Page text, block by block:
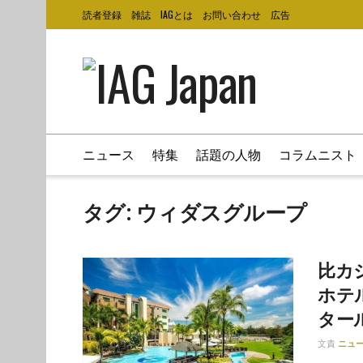
読者登録 雑誌 IAGとは お問い合わせ 広告
ニュース 特集 話題の人物 コラムニスト
タグ: ウィダスグループ
比カ
ホテ
ター
文責 ニュ